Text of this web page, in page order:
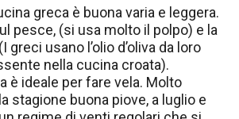
greca è buona varia e leggera.
pesce, (si usa molto il polpo) e la
greci usano l’olio d’oliva da loro
nella cucina croata).
è ideale per fare vela. Molto
stagione buona piove, a luglio e